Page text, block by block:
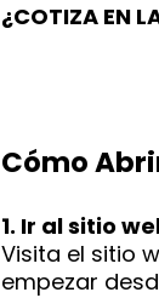
¿COTIZA EN
Cómo
1. Ir al sitio
Visita el sitio
empezar